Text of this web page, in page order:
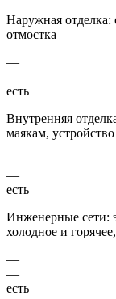
Наружная отделка:
отмостка
—
—
есть
Внутренняя
маякам,
—
—
есть
Инженерные сети:
холодное и
—
—
есть